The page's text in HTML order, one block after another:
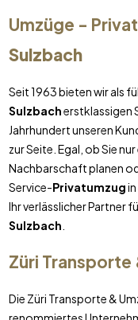
Umzüge -
Sulzbach
Seit 1963 bieten wir als
Sulzbacherstklassigen
Jahrhundert unseren
zur Seite. Egal, ob Sie
Nachbarschaft planen
Service-Privatumzug
Ihr verlässlicher Partner
Sulzbach
Züri Transporte
Die Züri Transporte &